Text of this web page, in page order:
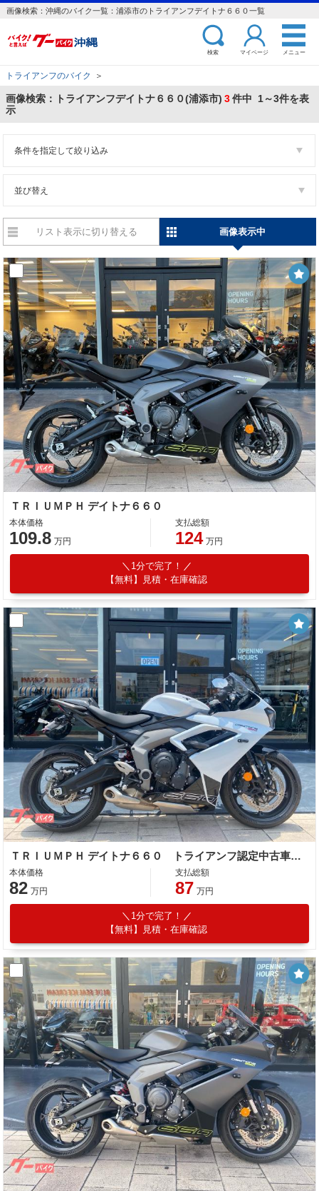
画像検索：沖縄のバイク一覧：浦添市のトライアンフデイトナ６６０一覧
検索 マイページ メニュー
トライアンフのバイク ＞
画像検索：トライアンフデイトナ６６０(浦添市) 3件中 1～3件を表
示
条件を指定して絞り込み
並び替え
リスト表示に切り替える 画像表示中
ＴＲＩＵＭＰＨ デイトナ６６０
本体価格
109.8 万円
支払総額
124 万円
1分で完了！
【無料】見積・在庫確認
ＴＲＩＵＭＰＨ デイトナ６６０ トライアンフ認定中古車 ワンオーナー フェンダーレス タンデムグラブバー
本体価格
82 万円
支払総額
87 万円
1分で完了！
【無料】見積・在庫確認